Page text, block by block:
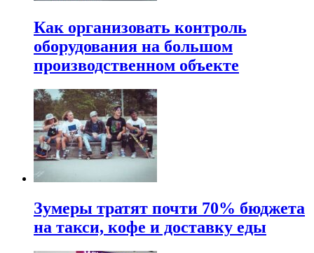
Как организовать контроль
оборудования на большом
производственном объекте
Зумеры тратят почти 70% бюджета
на такси, кофе и доставку еды